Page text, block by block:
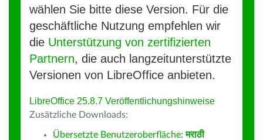
wählen Sie bitte diese Version. Für die
geschäftliche Nutzung empfehlen wir
die Unterstützung von zertifizierten
Partnern, die auch langzeitunterstützte
Versionen von LibreOffice anbieten.
LibreOffice 25.8.7 Veröffentlichungshinweise
Zusätzliche Downloads:
Übersetzte Benutzeroberfläche:मराठी